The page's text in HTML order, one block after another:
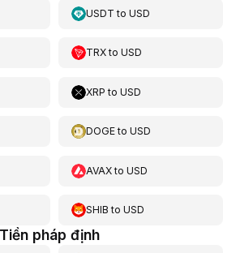
USDT toUSD
TRXtoUSD
XRP toUSD
DOGEtoUSD
AVAXtoUSD
SHIB toUSD
pháp định